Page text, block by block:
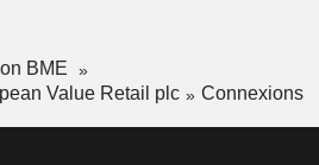
BME
Value Retail plc
Connexions